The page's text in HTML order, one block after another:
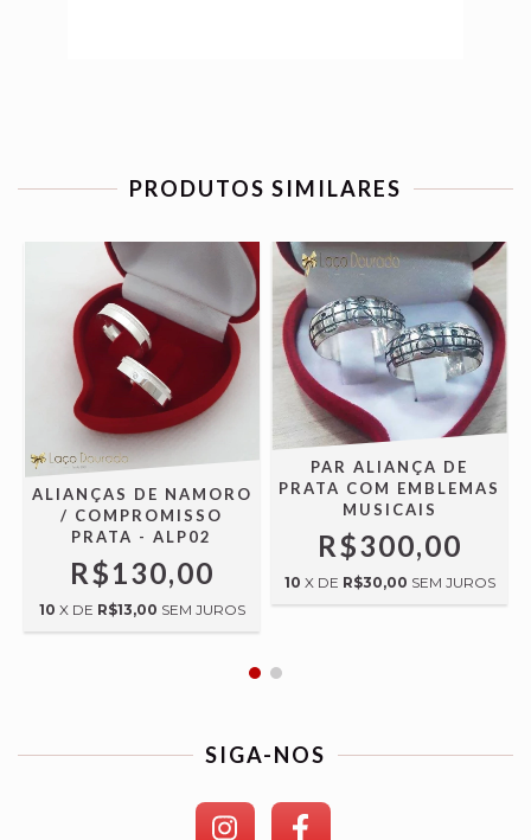
PRODUTOS SIMILARES
ALIANÇAS DE NAMORO
/ COMPROMISSO
PRATA - ALP02
R$130,00
10 X DE R$13,00 SEM JUROS
PAR ALIANÇA DE
PRATA COM EMBLEMAS
MUSICAIS
R$300,00
10 X DE R$30,00 SEM JUROS
SIGA-NOS